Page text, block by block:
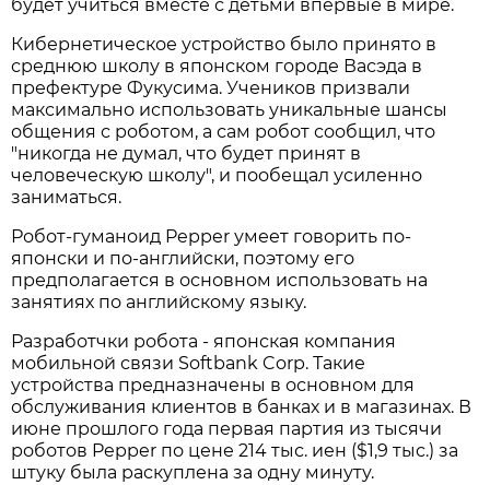
будет учиться вместе с детьми впервые в мире.
Кибернетическое устройство было принято в
среднюю школу в японском городе Васэда в
префектуре Фукусима. Учеников призвали
максимально использовать уникальные шансы
общения с роботом, а сам робот сообщил, что
"никогда не думал, что будет принят в
человеческую школу", и пообещал усиленно
заниматься.
Робот-гуманоид Pepper умеет говорить по-
японски и по-английски, поэтому его
предполагается в основном использовать на
занятиях по английскому языку.
Разработчки робота - японская компания
мобильной связи Softbank Corp. Такие
устройства предназначены в основном для
обслуживания клиентов в банках и в магазинах. В
июне прошлого года первая партия из тысячи
роботов Pepper по цене 214 тыс. иен ($1,9 тыс.) за
штуку была раскуплена за одну минуту.